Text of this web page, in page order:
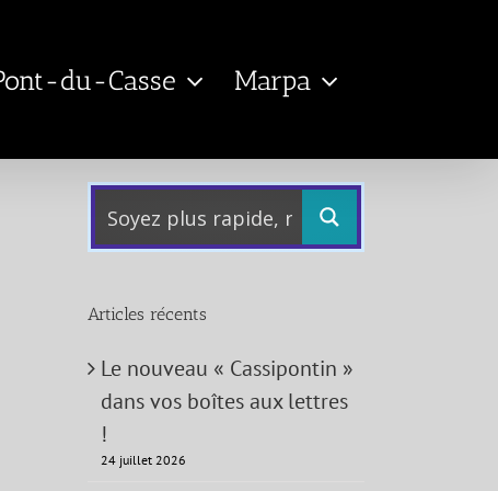
du-Casse Marpa
Articles récents
Le nouveau « Cassipontin »
dans vos boîtes aux lettres
!
24 juillet 2026